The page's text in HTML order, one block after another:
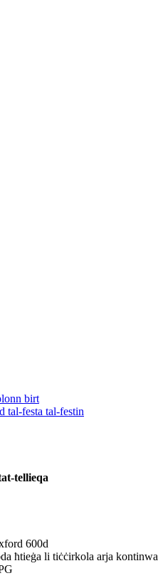
tellieqa
600d
ħtieġa li tiċċirkola arja kontinwa